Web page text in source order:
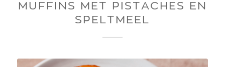
MUFFINS MET PISTACHES EN
SPELTMEEL